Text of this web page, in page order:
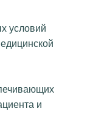
условий
и